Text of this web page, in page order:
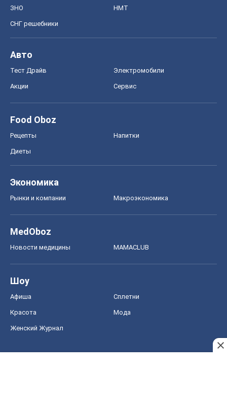
ЗНО НМТ
СНГ решебники
Авто
Тест Драйв Электромобили
Акции Сервис
Food Oboz
Рецепты Напитки
Диеты
Экономика
Рынки и компании Mакроэкономика
MedOboz
Новости медицины MAMACLUB
Шоу
Афиша Сплетни
Красота Мода
Женский Журнал